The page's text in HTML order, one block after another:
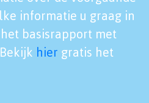
informatie u graag in
basisrapport met
hier gratis het